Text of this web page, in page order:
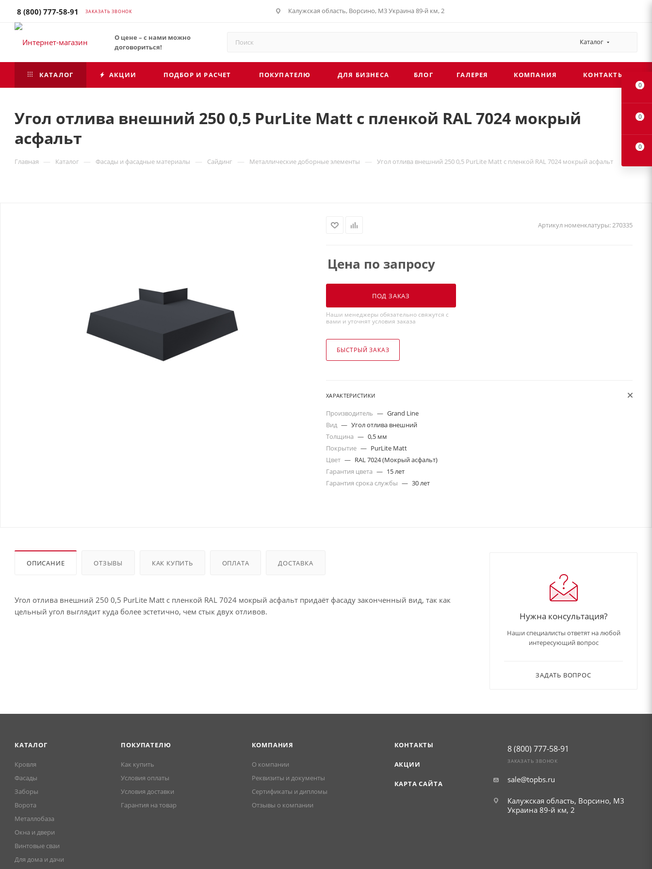
8 (800) 777-58-91 ЗАКАЗАТЬ ЗВОНОК Калужская область, Ворсино, М3 Украина 89-й км, 2
О цене – с нами можно
договориться!
Каталог
КАТАЛОГ АКЦИИ ПОДБОР И РАСЧЕТ ПОКУПАТЕЛЮ ДЛЯ БИЗНЕСА БЛОГ ГАЛЕРЕЯ КОМПАНИЯ КОНТАКТЫ
Угол отлива внешний 250 0,5 PurLite Мatt с пленкой RAL 7024 мокрый
асфальт
Главная — Каталог — Фасады и фасадные материалы — Сайдинг — Металлические доборные элементы — Угол отлива внешний 250 0,5 PurLite Мatt с пленкой RAL 7024 мокрый асфальт
Артикул номенклатуры:270335
Цена по запросу
ПОД ЗАКАЗ
Наши менеджеры обязательно свяжутся с
вами и уточнят условия заказа
БЫСТРЫЙ ЗАКАЗ
ХАРАКТЕРИСТИКИ
Производитель — Grand Line
Вид — Угол отлива внешний
Толщина — 0,5 мм
Покрытие — PurLite Matt
Цвет — RAL 7024 (Мокрый асфальт)
Гарантия цвета — 15 лет
Гарантия срока службы — 30 лет
ОПИСАНИЕ ОТЗЫВЫ КАК КУПИТЬ ОПЛАТА ДОСТАВКА
Угол отлива внешний 250 0,5 PurLite Мatt с пленкой RAL 7024 мокрый асфальт придаёт фасаду законченный вид, так как
цельный угол выглядит куда более эстетично, чем стык двух отливов.
Нужна консультация?
Наши специалисты ответят на любой
интересующий вопрос
ЗАДАТЬ ВОПРОС
КАТАЛОГ
Кровля
Фасады
Заборы
Ворота
Металлобаза
Окна и двери
Винтовые сваи
Для дома и дачи
ПОКУПАТЕЛЮ
Как купить
Условия оплаты
Условия доставки
Гарантия на товар
КОМПАНИЯ
О компании
Реквизиты и документы
Сертификаты и дипломы
Отзывы о компании
КОНТАКТЫ
АКЦИИ
КАРТА САЙТА
8 (800) 777-58-91
ЗАКАЗАТЬ ЗВОНОК
sale@topbs.ru
Калужская область, Ворсино, М3
Украина 89-й км, 2
0
0
0